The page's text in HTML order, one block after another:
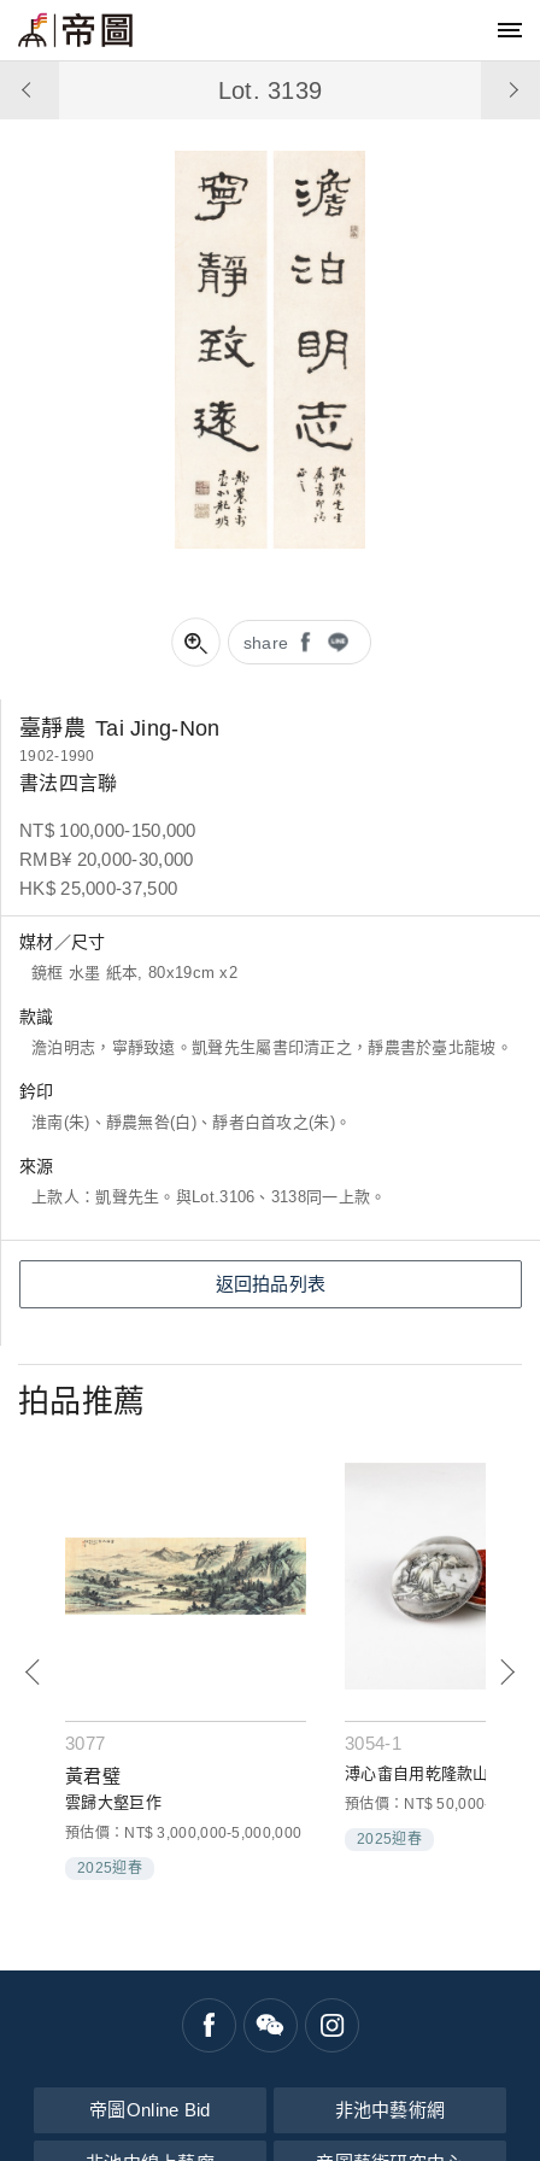
share
Lot. 3139
臺靜農 Tai Jing-Non
1902-1990
書法四言聯
NT$ 100,000-150,000
RMB¥ 20,000-30,000
HK$ 25,000-37,500
媒材／尺寸
鏡框 水墨 紙本, 80x19cm x2
款識
澹泊明志，寧靜致遠。凱聲先生屬書印清正之，靜農書於臺北龍坡。
鈐印
淮南(朱)、靜農無咎(白)、靜者白首攻之(朱)。
來源
上款人：凱聲先生。與Lot.3106、3138同一上款。
返回拍品列表
拍品推薦
3077
黃君璧
雲歸大壑巨作
預估價：NT$ 3,000,000-5,000,000
2025迎春
3054-1
溥心畬自用乾隆款山水印泥
預估價：NT$ 50,000-80,000
2025迎春
帝圖Online Bid 非池中藝術網